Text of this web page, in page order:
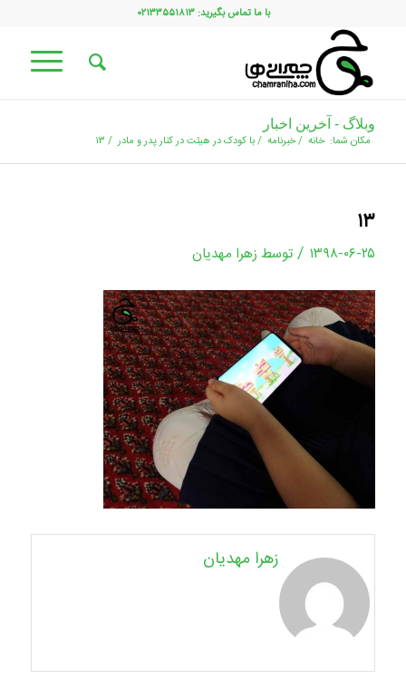
با ما تماس بگیرید: ۰۲۱۳۳۵۵۱۸۱۳
وبلاگ - آخرین اخبار
مکان شما: خانه /خبرنامه /با کودک در هیئت در کنار پدر و مادر / ۱۳
۱۳
۱۳۹۸-۰۶-۲۵ / توسط زهرا مهدیان
زهرا مهدیان